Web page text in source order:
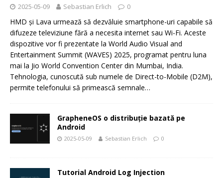
2025-05-09 Sebastian Erlich 0
HMD și Lava urmează să dezvăluie smartphone-uri capabile să
difuzeze televiziune fără a necesita internet sau Wi-Fi. Aceste
dispozitive vor fi prezentate la World Audio Visual and
Entertainment Summit (WAVES) 2025, programat pentru luna
mai la Jio World Convention Center din Mumbai, India.
Tehnologia, cunoscută sub numele de Direct-to-Mobile (D2M),
permite telefonului să primească semnale…
GrapheneOS o distribuție bazată pe
Android
2025-05-09 Sebastian Erlich 0
Tutorial Android Log Injection